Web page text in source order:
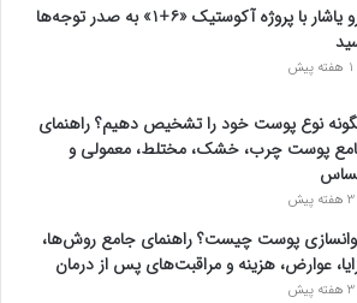
ابرو یاشار با پروژه آکوستیک «۶+۱» به صدر توجه‌ها
1 هفته پیش
نوع پوست خود را تشخیص دهیم؟ راهنمای
پوست چرب، خشک، مختلط، معمولی و
3 هفته پیش
پوست چیست؟ راهنمای جامع روش‌ها،
عوارض، هزینه و مراقبت‌های پس از درمان
3 هفته پیش